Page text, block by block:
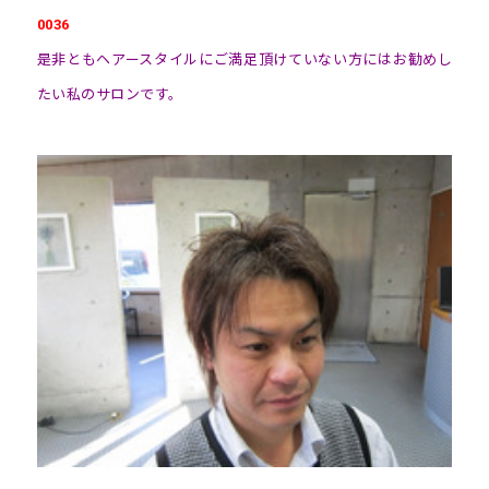
0036
是非ともヘアースタイルにご満足頂けていない方にはお勧めし
たい私のサロンです。